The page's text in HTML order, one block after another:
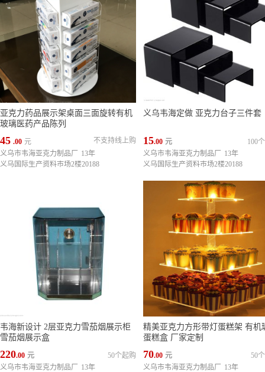
亚克力药品展示架桌面三面旋转有机
玻璃医药产品陈列
45 .00 元
不支持线上购
义乌市韦海亚克力制品厂
13年
义乌国际生产资料市场2楼20188
义乌韦海定做 亚克力台子三件套
15.00 元
100
义乌市韦海亚克力制品厂
13年
义乌国际生产资料市场2楼20188
韦海新设计 2层亚克力雪茄烟展示柜
雪茄烟展示盒
220.00 元
50个起购
义乌市韦海亚克力制品厂
13年
精美亚克力方形带灯蛋糕架 有机
蛋糕盒 厂家定制
70.00 元
50
义乌市韦海亚克力制品厂
13年